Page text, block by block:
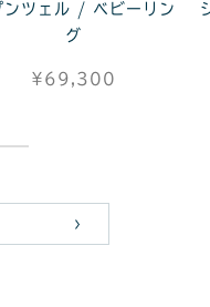
ンツェル / ベビーリン
グ
¥69,300